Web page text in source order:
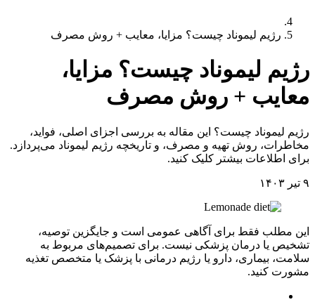
رژیم لیموناد چیست؟ مزایا، معایب + روش مصرف
رژیم لیموناد چیست؟ مزایا،
معایب + روش مصرف
رژیم لیموناد چیست؟ این مقاله به بررسی اجزای اصلی، فواید،
مخاطرات، روش تهیه و مصرف، و تاریخچه رژیم لیموناد می‌پردازد.
برای اطلاعات بیشتر کلیک کنید.
۹ تیر ۱۴۰۳
این مطلب فقط برای آگاهی عمومی است و جایگزین توصیه،
تشخیص یا درمان پزشکی نیست. برای تصمیم‌های مربوط به
سلامت، بیماری، دارو یا رژیم درمانی با پزشک یا متخصص تغذیه
مشورت کنید.